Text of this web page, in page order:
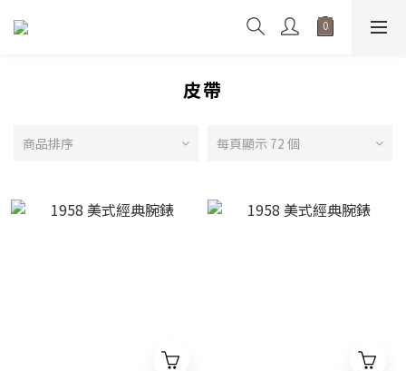
皮帶
商品排序 每頁顯示 72 個